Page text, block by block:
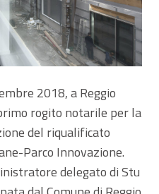
2018, a Reggio
rogito notarile per la
del riqualificato
Parco Innovazione.
delegato di Stu